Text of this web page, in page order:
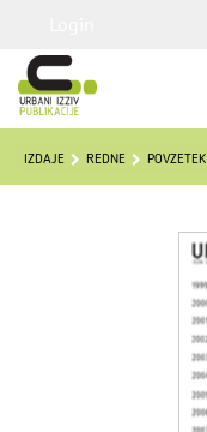
IZDAJE REDNE POVZETEK